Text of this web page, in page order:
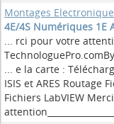
Montages
4E/4S Numériques 1E
... rci pour votre
... e la carte :
ISIS et ARES Routage
Fichiers LabVIEW